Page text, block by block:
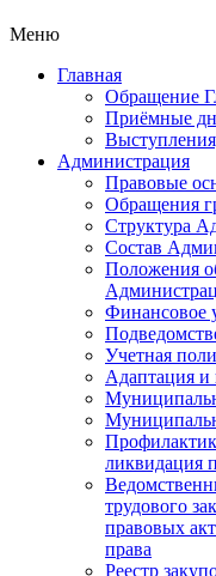
Меню
Главная
Обращение
Приёмные
Администрация
Правовые
Обращения
Структура
Состав
Положения
Финансовое
Учетная
Адаптация и
ликвидация
трудового
правовых
права
Реестр